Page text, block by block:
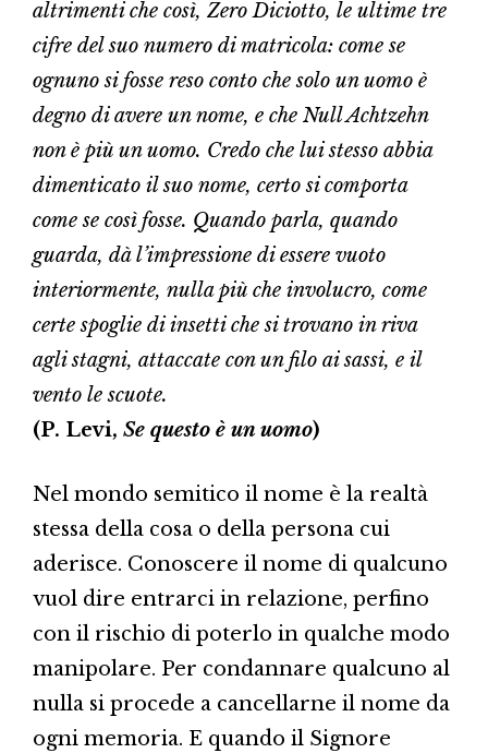
altrimenti che così, Zero Diciotto, le ultime tre
cifre del suo numero di matricola: come se
ognuno si fosse reso conto che solo un uomo è
degno di avere un nome, e che Null Achtzehn
non è più un uomo. Credo che lui stesso abbia
dimenticato il suo nome, certo si comporta
come se così fosse. Quando parla, quando
guarda, dà l’impressione di essere vuoto
interiormente, nulla più che involucro, come
certe spoglie di insetti che si trovano in riva
agli stagni, attaccate con un filo ai sassi, e il
vento le scuote.
(P. Levi, Se questo è un uomo)
Nel mondo semitico il nome è la realtà
stessa della cosa o della persona cui
aderisce. Conoscere il nome di qualcuno
vuol dire entrarci in relazione, perfino
con il rischio di poterlo in qualche modo
manipolare. Per condannare qualcuno al
nulla si procede a cancellarne il nome da
ogni memoria. E quando il Signore